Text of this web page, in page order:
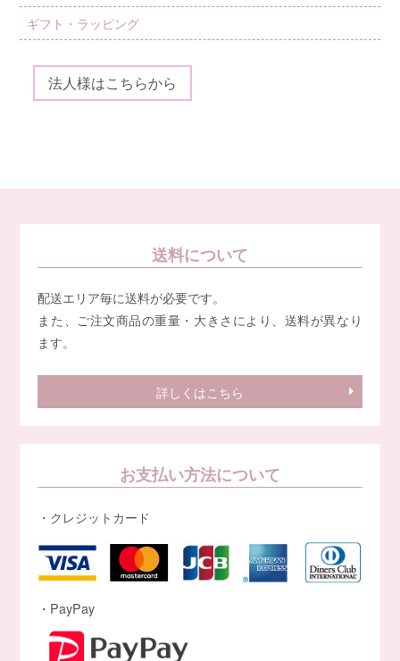
ギフト・ラッピング
法人様はこちらから
送料について
配送エリア毎に送料が必要です。
また、ご注文商品の重量・大きさにより、送料が異なり
ます。
詳しくはこちら
お支払い方法について
・クレジットカード
・PayPay